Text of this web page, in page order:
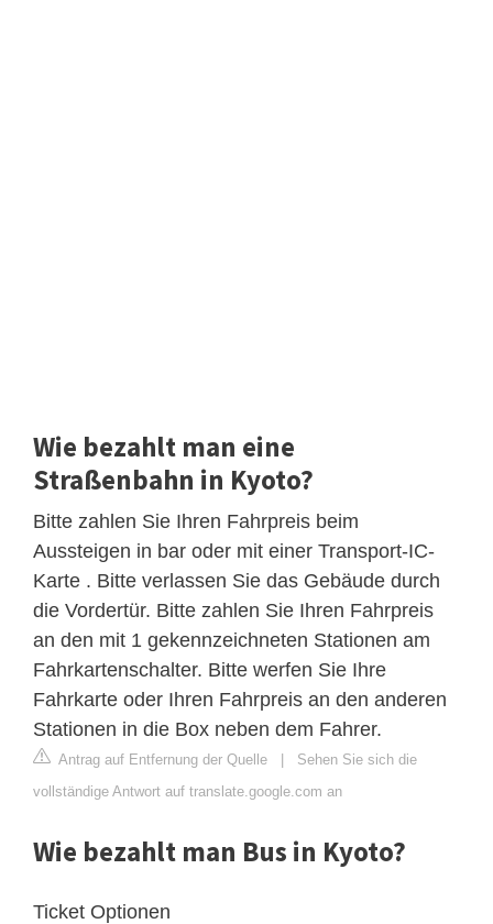
Wie bezahlt man eine
Straßenbahn in Kyoto?
Bitte zahlen Sie Ihren Fahrpreis beim
Aussteigen in bar oder mit einer Transport-IC-
Karte . Bitte verlassen Sie das Gebäude durch
die Vordertür. Bitte zahlen Sie Ihren Fahrpreis
an den mit 1 gekennzeichneten Stationen am
Fahrkartenschalter. Bitte werfen Sie Ihre
Fahrkarte oder Ihren Fahrpreis an den anderen
Stationen in die Box neben dem Fahrer.
Antrag auf Entfernung der Quelle | Sehen Sie sich die
vollständige Antwort auf translate.google.com an
Wie bezahlt man Bus in Kyoto?
Ticket Optionen